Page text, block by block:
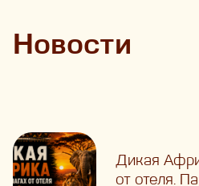
Новости
Дикая
от отеля.